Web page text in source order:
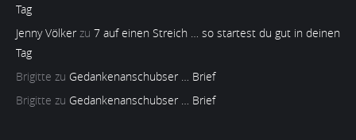
Tag
Jenny Völkerzu 7 auf einen Streich … so startest du gut in deinen
Tag
Brigitte zu Gedankenanschubser … Brief
Brigitte zu Gedankenanschubser … Brief